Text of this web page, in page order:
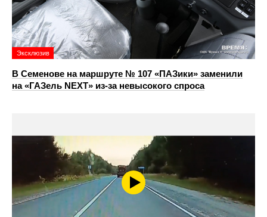
Эксклюзив
В Семенове на маршруте № 107 «ПАЗики» заменили
на «ГАЗель NEXT» из‑за невысокого спроса